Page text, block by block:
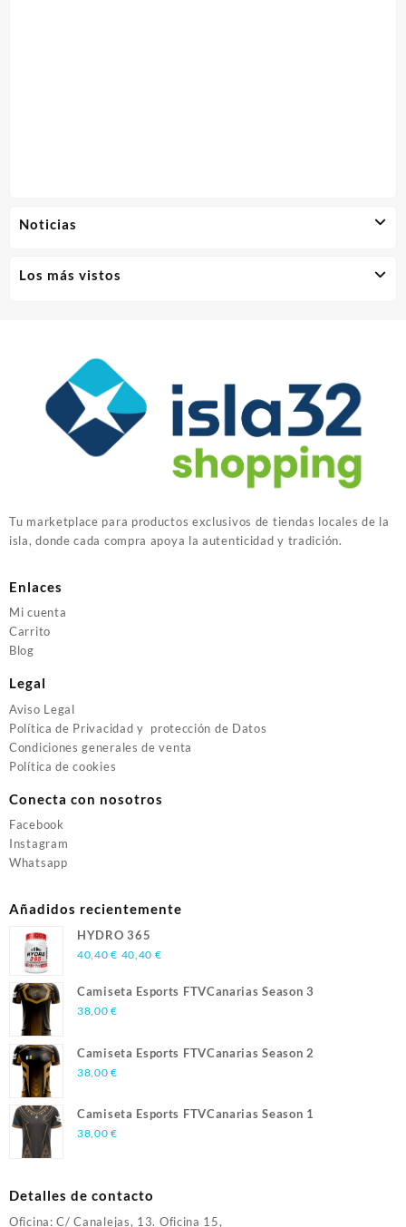
Noticias
Los más vistos
Tu marketplace para productos exclusivos de tiendas locales de la
isla, donde cada compra apoya la autenticidad y tradición.
Enlaces
Mi cuenta
Carrito
Blog
Legal
Aviso Legal
Política de Privacidad y protección de Datos
Condiciones generales de venta
Política de cookies
Conecta con nosotros
Facebook
Instagram
Whatsapp
Añadidos recientemente
HYDRO 365
40,40€ 40,40 €
Camiseta Esports FTVCanarias Season 3
38,00€
Camiseta Esports FTVCanarias Season 2
38,00€
Camiseta Esports FTVCanarias Season 1
38,00€
Detalles de contacto
Oficina: C/ Canalejas, 13. Oficina 15,